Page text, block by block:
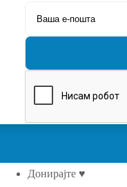
Донирајте ♥